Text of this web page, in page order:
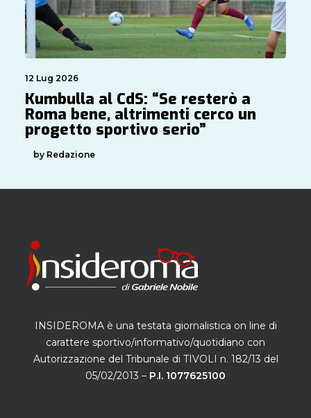
12 Lug 2026
Kumbulla al CdS: “Se resterò a
Roma bene, altrimenti cerco un
progetto sportivo serio”
by Redazione
INSIDEROMA è una testata giornalistica on line di
carattere sportivo/informativo/quotidiano con
Autorizzazione del Tribunale di TIVOLI n. 182/13 del
05/02/2013 – P.I. 1077625100